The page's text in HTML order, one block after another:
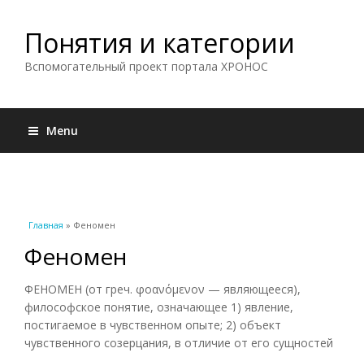
Понятия и категории
Вспомогательный проект портала ХРОНОС
Menu
Вы здесь
Главная » Феномен
Феномен
ФЕНОМЕН (от греч. φοανόμενον — являющееся),
философское понятие, означающее 1) явление,
постигаемое в чувственном опыте; 2) объект
чувственного созерцания, в отличие от его сущностей